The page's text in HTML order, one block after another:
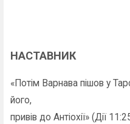
НАСТАВНИК
«Потім Варнава пішов у
його,
привів до Антіохії» (Дії